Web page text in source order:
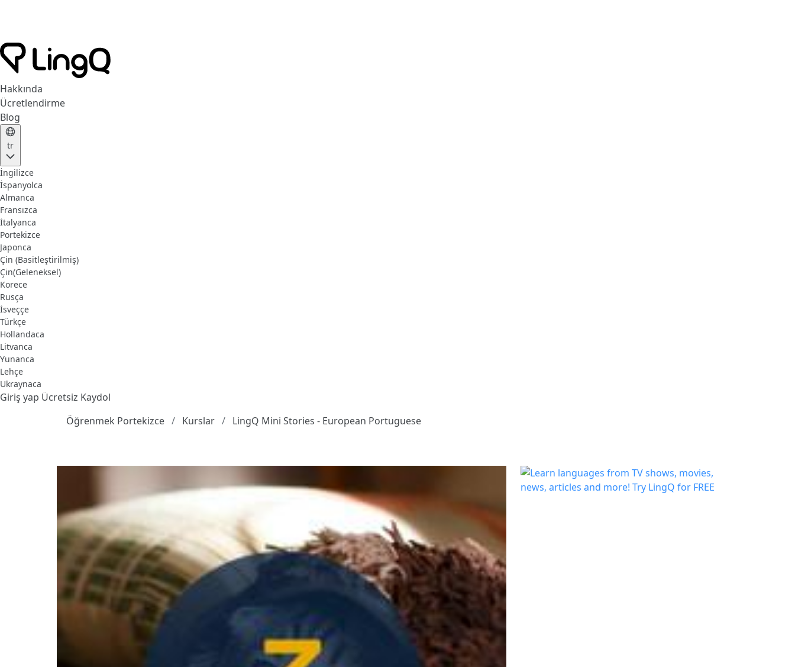
Hakkında
Ücretlendirme
Blog
tr
İngilizce
İspanyolca
Almanca
Fransızca
İtalyanca
Portekizce
Japonca
Çin (Basitleştirilmiş)
Çin(Geleneksel)
Korece
Rusça
İsveççe
Türkçe
Hollandaca
Litvanca
Yunanca
Lehçe
Ukraynaca
Giriş yap Ücretsiz Kaydol
Öğrenmek Portekizce
Kurslar LingQ Mini Stories - European Portuguese